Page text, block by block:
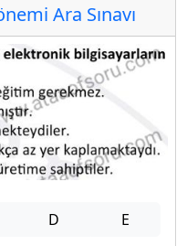
Ara Sınavı
D E